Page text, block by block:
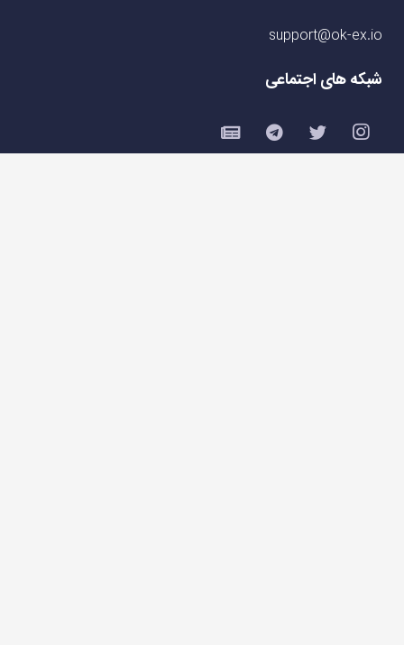
support@ok-ex.io
شبکه های اجتماعی